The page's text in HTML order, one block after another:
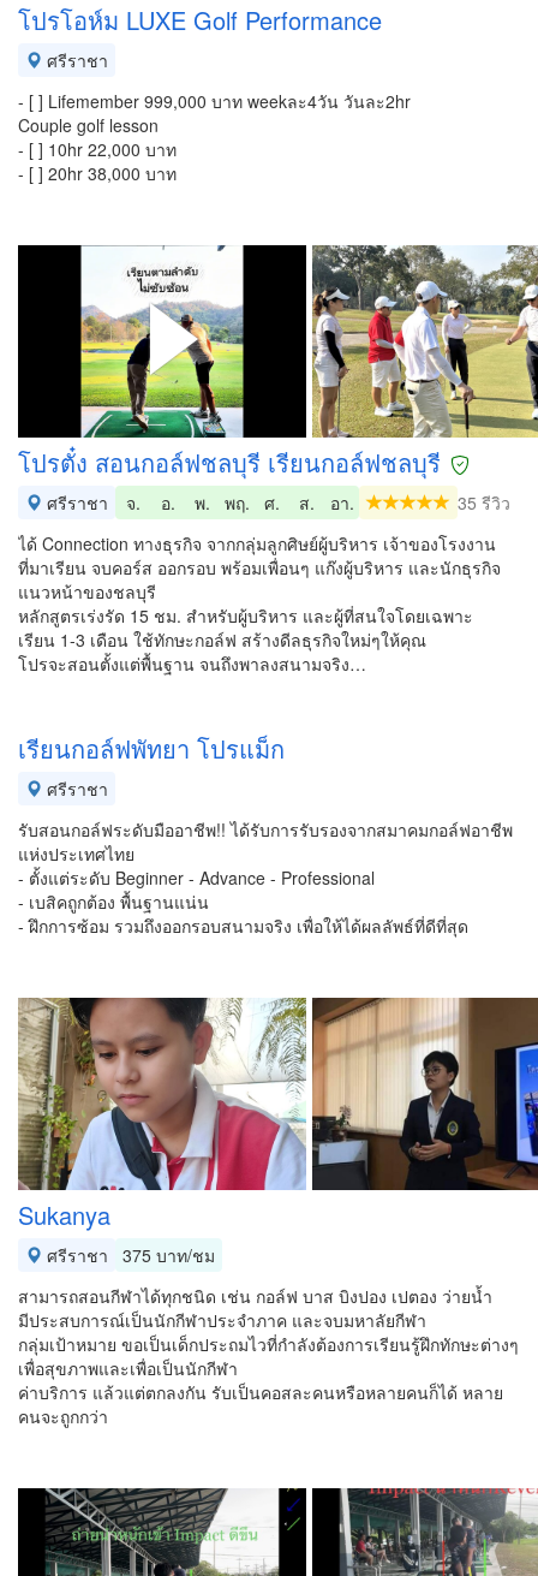
โปรโอห์ม LUXE Golf Performance
ศรีราชา
- [ ] Lifemember 999,000 บาท weekละ4วัน วันละ2hr
Couple golf lesson
- [ ] 10hr 22,000 บาท
- [ ] 20hr 38,000 บาท
โปรตั๋ง สอนกอล์ฟชลบุรี เรียนกอล์ฟชลบุรี
ศรีราชา จ. อ. พ. พฤ. ศ. ส. อา.
35 รีวิว
ได้ Connection ทางธุรกิจ จากกลุ่มลูกศิษย์ผู้บริหาร เจ้าของโรงงาน
ที่มาเรียน จบคอร์ส ออกรอบ พร้อมเพื่อนๆ แก๊งผู้บริหาร และนักธุรกิจ
แนวหน้าของชลบุรี
หลักสูตรเร่งรัด 15 ชม. สำหรับผู้บริหาร และผู้ที่สนใจโดยเฉพาะ
เรียน 1-3 เดือน ใช้ทักษะกอล์ฟ สร้างดีลธุรกิจใหม่ๆให้คุณ
โปรจะสอนตั้งแต่พื้นฐาน จนถึงพาลงสนามจริง…
เรียนกอล์ฟพัทยา โปรแม็ก
ศรีราชา
รับสอนกอล์ฟระดับมืออาชีพ!! ได้รับการรับรองจากสมาคมกอล์ฟอาชีพ
แห่งประเทศไทย
- ตั้งแต่ระดับ Beginner - Advance - Professional
- เบสิคถูกต้อง พื้นฐานแน่น
- ฝึกการซ้อม รวมถึงออกรอบสนามจริง เพื่อให้ได้ผลลัพธ์ที่ดีที่สุด
Sukanya
ศรีราชา
375 บาท/ชม
สามารถสอนกีฬาได้ทุกชนิด เช่น กอล์ฟ บาส บิงปอง เปตอง ว่ายน้ำ
มีประสบการณ์เป็นนักกีฬาประจำภาค และจบมหาลัยกีฬา
กลุ่มเป้าหมาย ขอเป็นเด็กประถมไวที่กำลังต้องการเรียนรู้ฝึกทักษะต่างๆ
เพื่อสุขภาพและเพื่อเป็นนักกีฬา
ค่าบริการ แล้วแต่ตกลงกัน รับเป็นคอสละคนหรือหลายคนก็ได้ หลาย
คนจะถูกกว่า